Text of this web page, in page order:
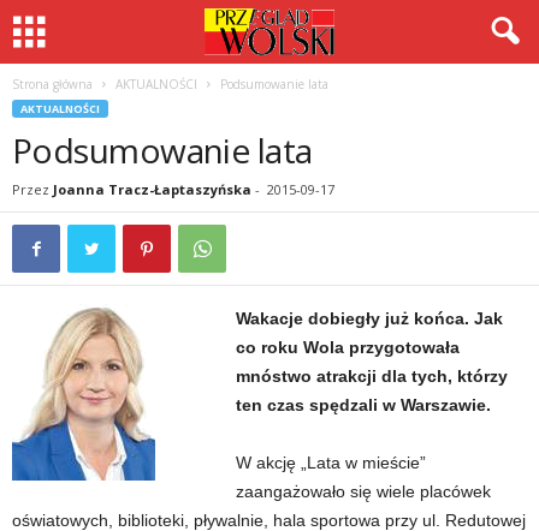
Strona główna AKTUALNOŚCI Podsumowanie lata
AKTUALNOŚCI
Podsumowanie lata
Przez Joanna Tracz-Łaptaszyńska - 2015-09-17
Wakacje dobiegły już końca. Jak
co roku Wola przygotowała
mnóstwo atrakcji dla tych, którzy
ten czas spędzali w Warszawie.
W akcję „Lata w mieście”
zaangażowało się wiele placówek
oświatowych, biblioteki, pływalnie, hala sportowa przy ul. Redutowej